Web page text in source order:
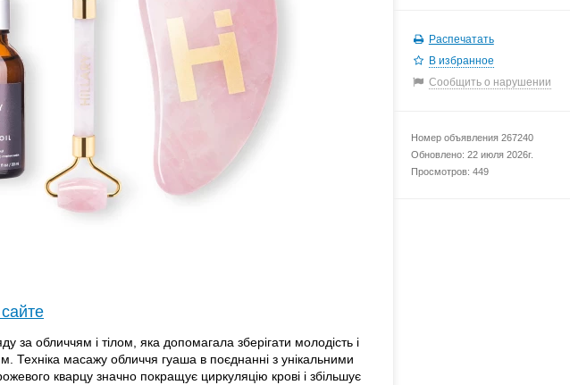
за обличчям і тілом, яка допомагала зберігати молодість і
Техніка масажу обличчя гуаша в поєднанні з унікальними
кварцу значно покращує циркуляцію крові і збільшує
Распечатать
В избранное
Сообщить о нарушении
Номер объявления 267240
Обновлено: 22 июля 2026г.
Просмотров: 449